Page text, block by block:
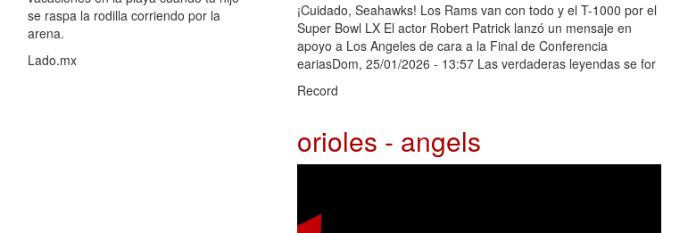
se raspa la rodilla corriendo por la
arena.
Lado.mx
¡Cuidado, Seahawks! Los Rams van con todo y el T-1000 por el
Super Bowl LX El actor Robert Patrick lanzó un mensaje en
apoyo a Los Angeles de cara a la Final de Conferencia
eariasDom, 25/01/2026 - 13:57 Las verdaderas leyendas se for
Record
orioles - angels